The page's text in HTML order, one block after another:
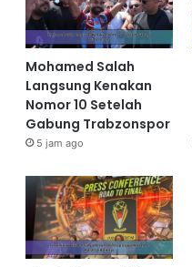
Mohamed Salah
Langsung Kenakan
Nomor 10 Setelah
Gabung Trabzonspor
5 jam ago